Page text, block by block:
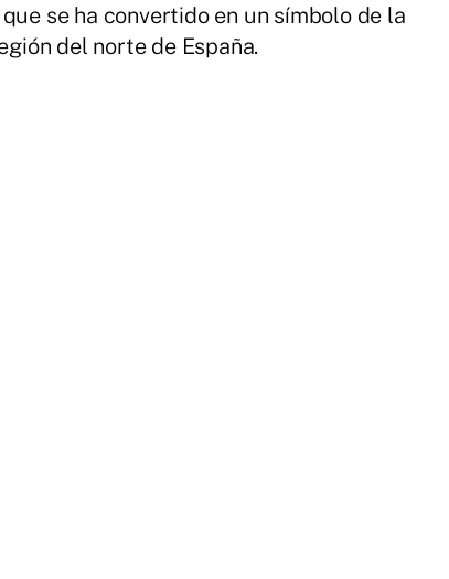
se ha convertido en un símbolo de la
del norte de España.